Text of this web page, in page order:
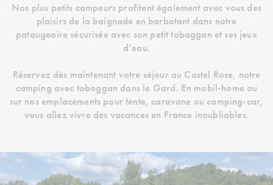
Nos plus petits campeurs profitent également avec vous des
plaisirs de la baignade en barbotant dans notre
pataugeoire sécurisée avec son petit toboggan et ses jeux
d’eau.
Réservez dès maintenant votre séjour au Castel Rose, notre
camping avec toboggan dans le Gard. En mobil-home ou
sur nos emplacements pour tente, caravane ou camping-car,
vous allez vivre des vacances en France inoubliables.